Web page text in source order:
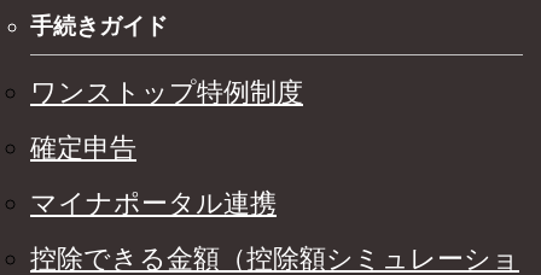
手続きガイド
ワンストップ特例制度
確定申告
マイナポータル連携
控除できる金額（控除額シミュレーショ